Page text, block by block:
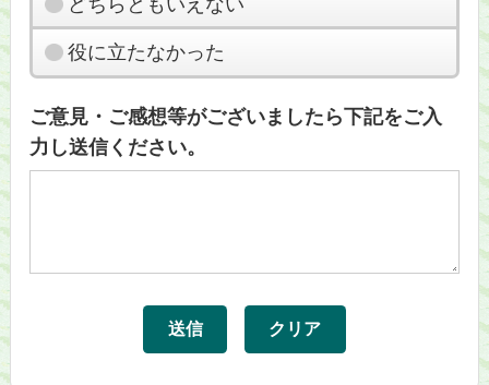
役に立たなかった
ご意見・ご感想等がございましたら下記をご入
力し送信ください。